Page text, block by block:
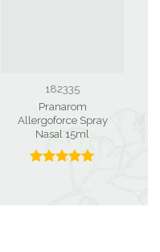
182335
Pranarom
Allergoforce Spray
Nasal 15ml